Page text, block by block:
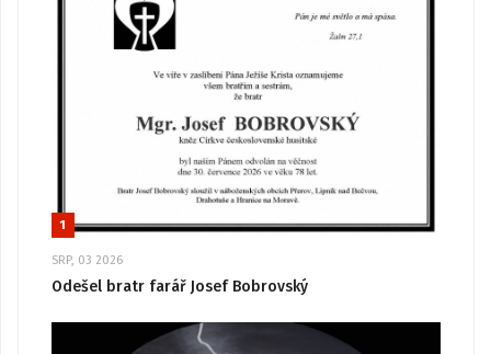
1
SRP, 03 2026
Odešel bratr farář Josef Bobrovský